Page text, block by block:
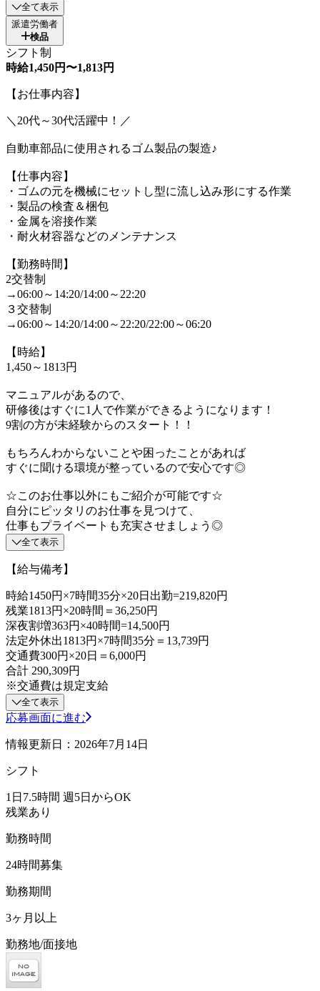
全て表示
派遣労働者
検品
シフト制
時給1,450円〜1,813円
【お仕事内容】
＼20代～30代活躍中！／
自動車部品に使用されるゴム製品の製造♪
【仕事内容】
・ゴムの元を機械にセットし型に流し込み形にする作業
・製品の検査＆梱包
・金属を溶接作業
・耐火材容器などのメンテナンス
【勤務時間】
2交替制
→06:00～14:20/14:00～22:20
３交替制
→06:00～14:20/14:00～22:20/22:00～06:20
【時給】
1,450～1813円
マニュアルがあるので、
研修後はすぐに1人で作業ができるようになります！
9割の方が未経験からのスタート！！
もちろんわからないことや困ったことがあれば
すぐに聞ける環境が整っているので安心です◎
☆このお仕事以外にもご紹介が可能です☆
自分にピッタリのお仕事を見つけて、
仕事もプライベートも充実させましょう◎
全て表示
【給与備考】
時給1450円×7時間35分×20日出勤=219,820円
残業1813円×20時間＝36,250円
深夜割増363円×40時間=14,500円
法定外休出1813円×7時間35分＝13,739円
交通費300円×20日＝6,000円
合計 290,309円
※交通費は規定支給
全て表示
応募画面に進む
情報更新日：2026年7月14日
シフト
1日7.5時間 週5日からOK
残業あり
勤務時間
24時間募集
勤務期間
3ヶ月以上
勤務地/面接地